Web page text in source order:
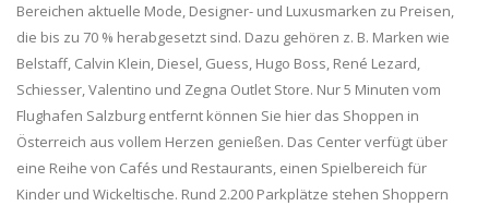
Bereichen aktuelle Mode, Designer- und Luxusmarken zu Preisen,
die bis zu 70 % herabgesetzt sind. Dazu gehören z. B. Marken wie
Belstaff, Calvin Klein, Diesel, Guess, Hugo Boss, René Lezard,
Schiesser, Valentino und Zegna Outlet Store. Nur 5 Minuten vom
Flughafen Salzburg entfernt können Sie hier das Shoppen in
Österreich aus vollem Herzen genießen. Das Center verfügt über
eine Reihe von Cafés und Restaurants, einen Spielbereich für
Kinder und Wickeltische. Rund 2.200 Parkplätze stehen Shoppern